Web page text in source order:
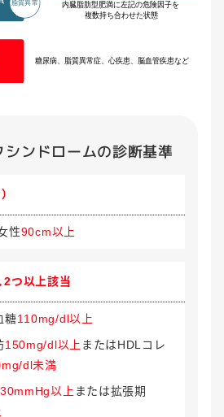
シンドロームの診断基準
性90cm以上
2つ以上該当
糖110mg/dl以上
150mg/dl以上 またはHDLコレ
dl未満
以上 または拡張期